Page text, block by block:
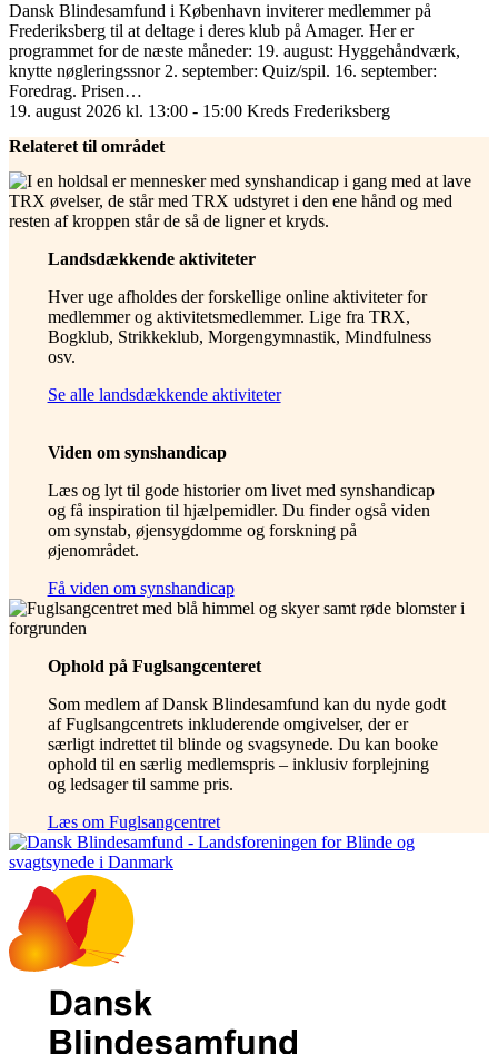
Dansk Blindesamfund i København inviterer medlemmer på
Frederiksberg til at deltage i deres klub på Amager. Her er
programmet for de næste måneder: 19. august: Hyggehåndværk,
knytte nøgleringssnor 2. september: Quiz/spil. 16. september:
Foredrag. Prisen…
19. august 2026 kl. 13:00 - 15:00 Kreds Frederiksberg
Relateret til området
Landsdækkende aktiviteter
Hver uge afholdes der forskellige online aktiviteter for
medlemmer og aktivitetsmedlemmer. Lige fra TRX,
Bogklub, Strikkeklub, Morgengymnastik, Mindfulness
osv.
Se alle landsdækkende aktiviteter
Viden om synshandicap
Læs og lyt til gode historier om livet med synshandicap
og få inspiration til hjælpemidler. Du finder også viden
om synstab, øjensygdomme og forskning på
øjenområdet.
Få viden om synshandicap
Ophold på Fuglsangcenteret
Som medlem af Dansk Blindesamfund kan du nyde godt
af Fuglsangcentrets inkluderende omgivelser, der er
særligt indrettet til blinde og svagsynede. Du kan booke
ophold til en særlig medlemspris – inklusiv forplejning
og ledsager til samme pris.
Læs om Fuglsangcentret